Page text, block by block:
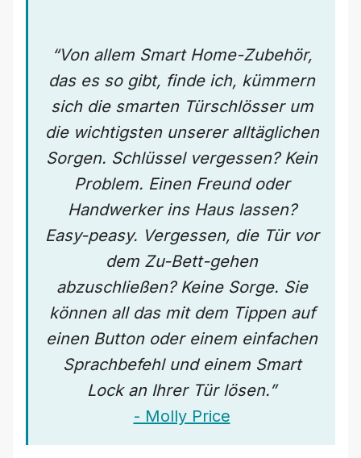
“Von allem Smart Home-Zubehör,
das es so gibt, finde ich, kümmern
sich die smarten Türschlösser um
die wichtigsten unserer alltäglichen
Sorgen. Schlüssel vergessen? Kein
Problem. Einen Freund oder
Handwerker ins Haus lassen?
Easy-peasy. Vergessen, die Tür vor
dem Zu-Bett-gehen
abzuschließen? Keine Sorge. Sie
können all das mit dem Tippen auf
einen Button oder einem einfachen
Sprachbefehl und einem Smart
Lock an Ihrer Tür lösen.”
- Molly Price